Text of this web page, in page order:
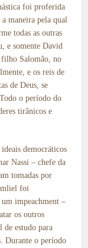
foi proferida
maneira pela qual
todas as outras
e somente David
filho Salomão, no
e os reis de
de Deus, se
o período do
tirânicos e
democráticos
Nassi – chefe da
tomadas por
foi
um impeachment –
os outros
estudo para
Durante o período